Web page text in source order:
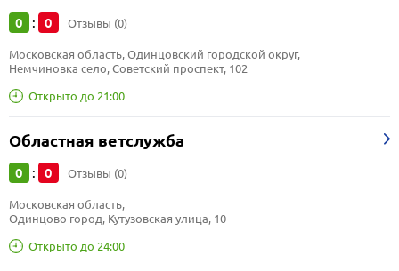
0 : 0 Отзывы (0)
Открыто до 21:00
Московская область, Одинцовский городской округ,
Немчиновка село, Советский проспект, 102
Областная ветслужба
0 : 0 Отзывы (0)
Открыто до 24:00
Московская область,
Одинцово город, Кутузовская улица, 10